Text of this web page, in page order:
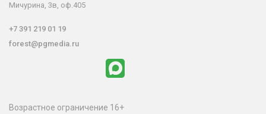
Мичурина, 3в, оф.405
+7 391 219 01 19
forest@pgmedia.ru
Возрастное ограничение 16+